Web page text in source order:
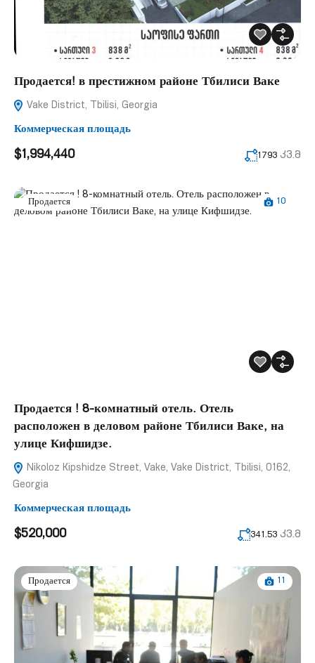
Продается! в престижном районе Тбилиси Ваке
Vake District, Tbilisi, Georgia
Коммерческая площадь
$1,994,440 1793 კვ.მ
Продается 10
Продается ! 8-комнатный отель. Отель
расположен в деловом районе Тбилиси Ваке, на
улице Кифшидзе.
Nikoloz Kipshidze Street, Vake, Vake District, Tbilisi, 0162,
Georgia
Коммерческая площадь
$520,000 341.53 კვ.მ
Продается 11